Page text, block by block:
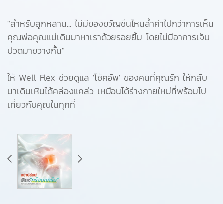
"สำหรับลูกหลาน... ไม่มีของขวัญชิ้นไหนล้ำค่าไปกว่าการเห็น
คุณพ่อคุณแม่เดินมาหาเราด้วยรอยยิ้ม โดยไม่มีอาการเจ็บ
ปวดมาขวางกั้น"
ให้ Well Flex ช่วยดูแล 'โช้คอัพ' ของคนที่คุณรัก ให้กลับ
มาเดินเหินได้คล่องแคล่ว เหมือนได้ร่างกายใหม่ที่พร้อมไป
เที่ยวกับคุณในทุกที่